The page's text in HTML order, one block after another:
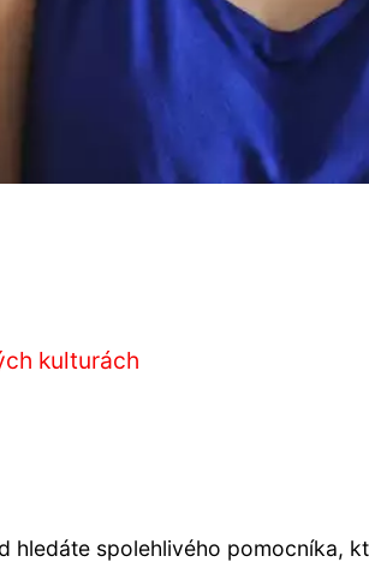
kulturách
hledáte spolehlivého pomocníka,